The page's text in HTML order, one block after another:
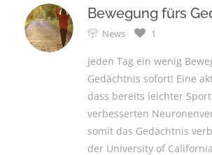
Bewegung fürs
News 1
Jeden Tag ein wenig
Gedächtnis sofort! Eine
dass bereits leichter
verbesserten
somit das Gedächtnis
der University of